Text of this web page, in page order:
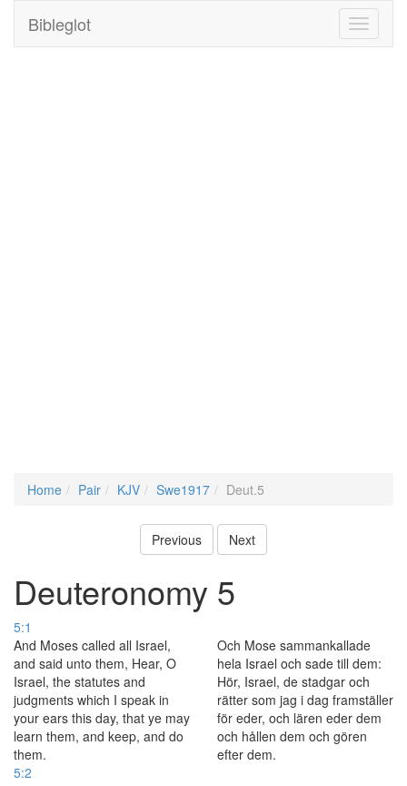
Toggle
Bibleglot
Home Pair KJV Swe1917 Deut.5
Previous Next
Deuteronomy 5
5:1
And Moses called all Israel,
and said unto them, Hear, O
Israel, the statutes and
judgments which I speak in
your ears this day, that ye may
learn them, and keep, and do
them.
Och Mose sammankallade
hela Israel och sade till dem:
Hör, Israel, de stadgar och
rätter som jag i dag framställer
för eder, och lären eder dem
och hållen dem och gören
efter dem.
5:2